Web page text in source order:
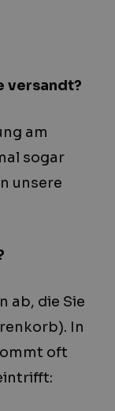
versandt?
am
sogar
unsere
ab, die Sie
In
oft